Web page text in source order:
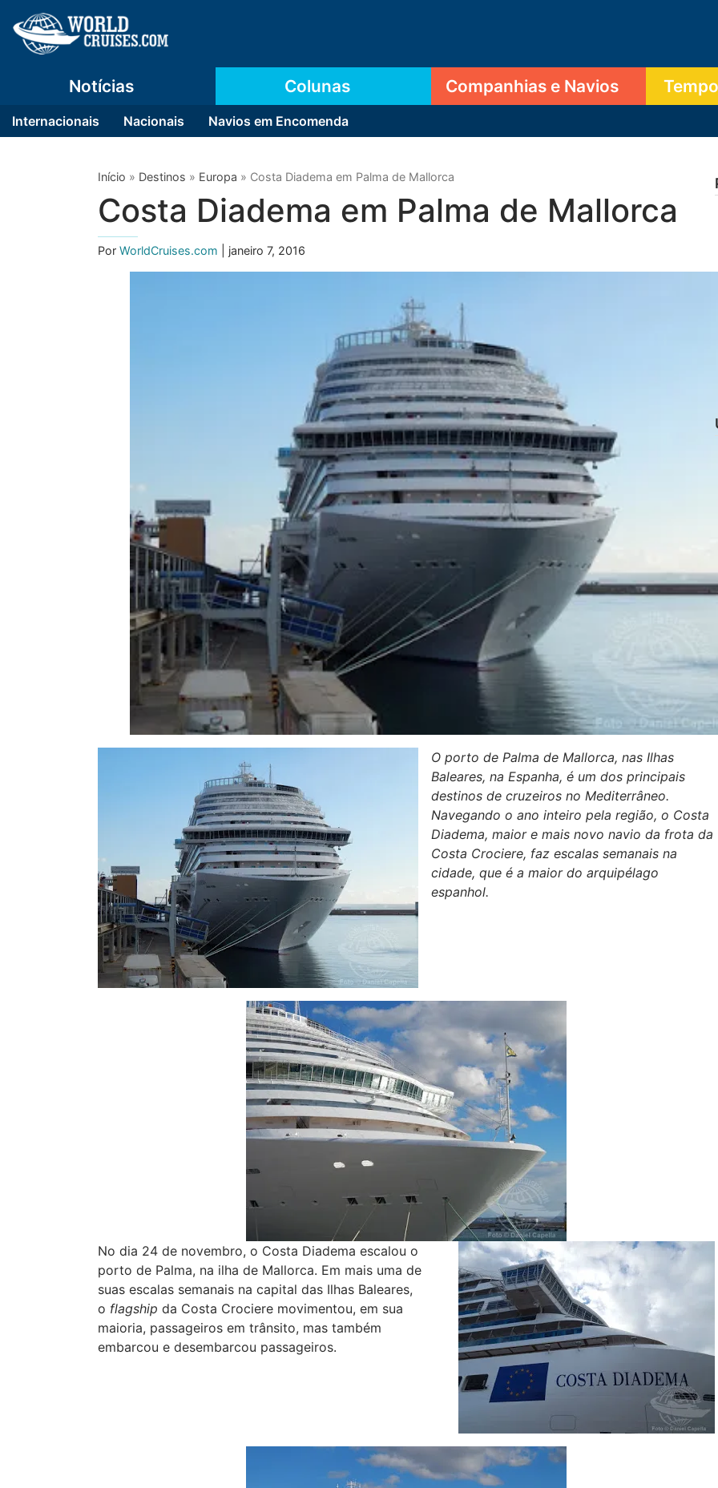
Notícias
Internacionais Nacionais Navios em Encomenda
Colunas Companhias e Navios
Início » Destinos » Europa » Costa Diadema em Palma de Mallorca
Costa Diadema em Palma de Mallorca
Por WorldCruises.com | janeiro 7, 2016
O porto de Palma de Mallorca, nas Ilhas
Baleares, na Espanha, é um dos principais
destinos de cruzeiros no Mediterrâneo.
Navegando o ano inteiro pela região, o Costa
Diadema, maior e mais novo navio da frota da
Costa Crociere, faz escalas semanais na
cidade, que é a maior do arquipélago
espanhol.
No dia 24 de novembro, o Costa Diadema escalou o
porto de Palma, na ilha de Mallorca. Em mais uma de
suas escalas semanais na capital das Ilhas Baleares,
o flagship da Costa Crociere movimentou, em sua
maioria, passageiros em trânsito, mas também
embarcou e desembarcou passageiros.